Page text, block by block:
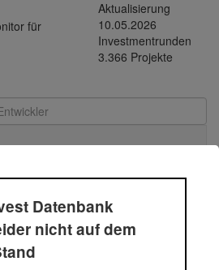
für
Aktualisierung
10.05.2026
Investmentrunden
3.366 Projekte
Toggle
Datenbank
nicht auf dem